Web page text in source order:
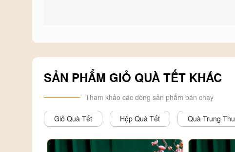
SẢN PHẨM GIỎ QUÀ TẾT KHÁC
Tham khảo các dòng sản phẩm bán chạy
Giỏ Quà Tết Hộp Quà Tết Quà Trung Thu